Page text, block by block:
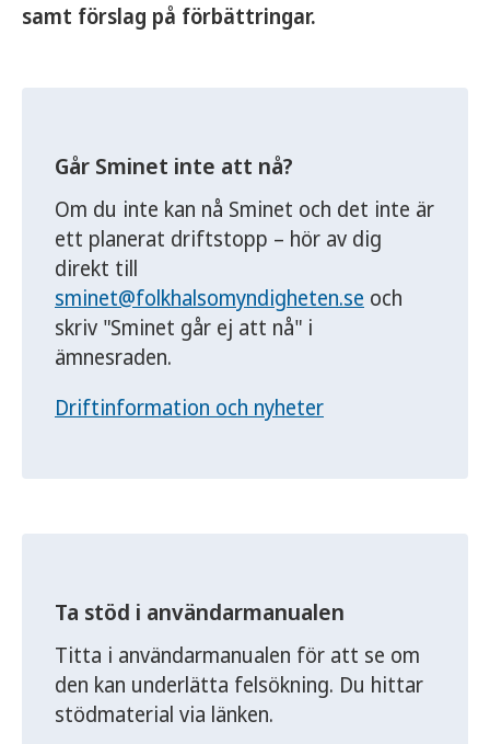
samt förslag på förbättringar.
Går Sminet inte att nå?
Om du inte kan nå Sminet och det inte är
ett planerat driftstopp – hör av dig
direkt till
sminet@folkhalsomyndigheten.se och
skriv "Sminet går ej att nå" i
ämnesraden.
Driftinformation och nyheter
Ta stöd i användarmanualen
Titta i användarmanualen för att se om
den kan underlätta felsökning. Du hittar
stödmaterial via länken.